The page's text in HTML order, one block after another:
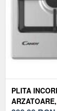
PLITA